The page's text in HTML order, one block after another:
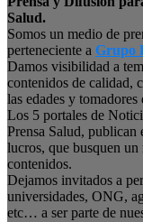
Salud.
Somos un medio de
perteneciente a Grupo
Damos visibilidad a
contenidos de calidad,
las edades y
Los 5 portales de
Prensa Salud, publican
lucros, que busquen
contenidos.
Dejamos invitados a
universidades, ONG,
etc… a ser parte de